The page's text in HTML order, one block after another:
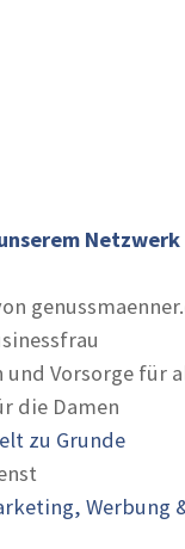
Netzwerk
und Vorsorge für
die Damen
zu Grunde
Werbung